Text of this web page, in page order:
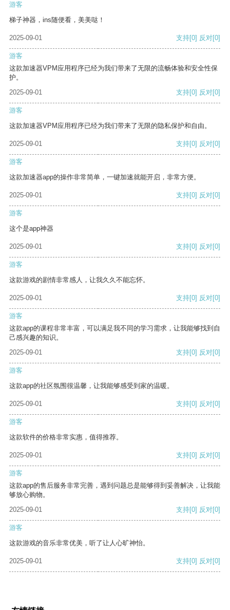
游客
梯子神器，ins随便看，美美哒！
2025-09-01 支持[0] 反对[0]
游客
这款加速器VPM应用程序已经为我们带来了无限的流畅体验和安全性保
护。
2025-09-01
支持[0] 反对[0]
游客
这款加速器VPM应用程序已经为我们带来了无限的隐私保护和自由。
2025-09-01 支持[0] 反对[0]
游客
这款加速器app的操作非常简单，一键加速就能开启，非常方便。
2025-09-01 支持[0] 反对[0]
游客
这个是app神器
2025-09-01 支持[0] 反对[0]
游客
这款游戏的剧情非常感人，让我久久不能忘怀。
2025-09-01 支持[0] 反对[0]
游客
这款app的课程非常丰富，可以满足我不同的学习需求，让我能够找到自
己感兴趣的知识。
2025-09-01
支持[0] 反对[0]
游客
这款app的社区氛围很温馨，让我能够感受到家的温暖。
2025-09-01 支持[0] 反对[0]
游客
这款软件的价格非常实惠，值得推荐。
2025-09-01 支持[0] 反对[0]
游客
这款app的售后服务非常完善，遇到问题总是能够得到妥善解决，让我能
够放心购物。
2025-09-01
支持[0] 反对[0]
游客
这款游戏的音乐非常优美，听了让人心旷神怡。
2025-09-01 支持[0] 反对[0]